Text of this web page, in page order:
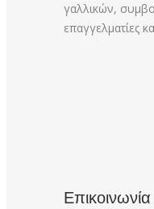
γαλλικών,
επαγγελματίες
Επικοινωνία